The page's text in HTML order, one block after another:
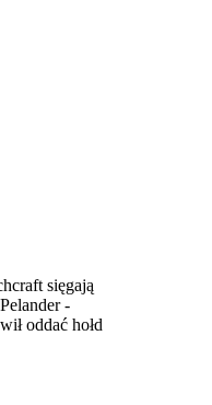
sięgają
-
oddać hołd